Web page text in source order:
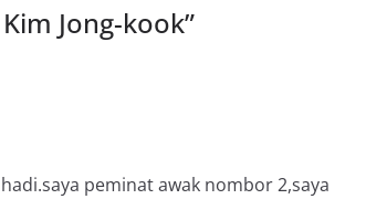
Jong-kook”
peminat awak nombor 2,saya